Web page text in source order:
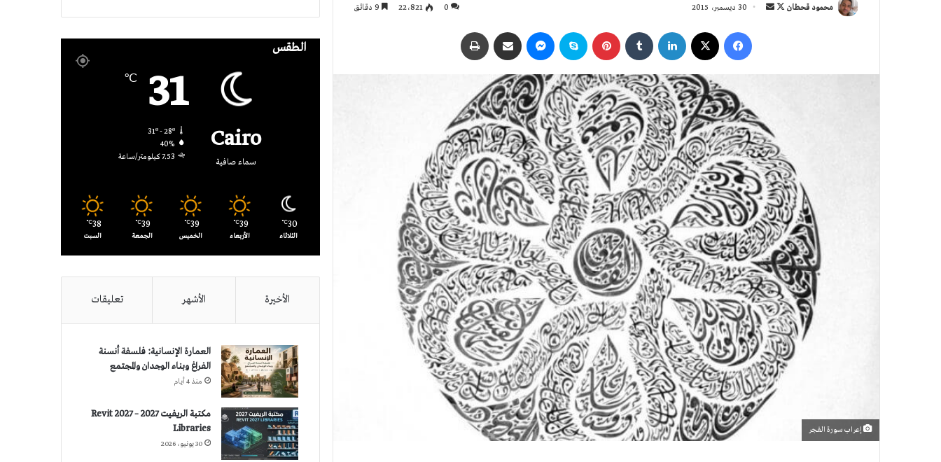
محمود قحطان
تابعأرسل
إلكترونيا
30 ديسمبر، 2015 0 22٬821
فيسبوك لينكدإن بينتيريست سكايب ماسنجر مشاركة عبر البريد
إعراب سورة الفجر
الطقس
Cairo
سماء صافية
31
℃
31º - 28º
40%
7.53 كيلومتر/ساعة
30
℃
الثلاثاء
39
℃
الأربعاء
39
℃
الخميس
39
℃
الجمعة
38
℃
السبت
الأخيرة الأشهر تعليقات
العمارة الإنسانية: فلسفة أنسنة
الفراغ وبناء الوجدان والمجتمع
منذ 4 أيام
مكتبة الريفيت 2027 – Revit 2027
Libraries
30 يونيو، 2026